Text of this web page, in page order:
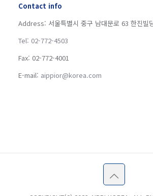
Contact info
Address: 서울특별시 중구 남대문로 63 한진빌
Tel: 02-772-4503
Fax: 02-772-4001
E-mail: aippior@korea.com